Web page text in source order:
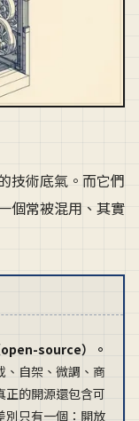
技術底氣。而它們
個常被混用、其實
source）。
、自架、微調、商
正的開源還包含可
別只有一個：開放